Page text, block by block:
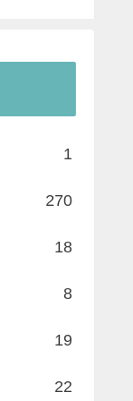
1
270
18
8
19
22